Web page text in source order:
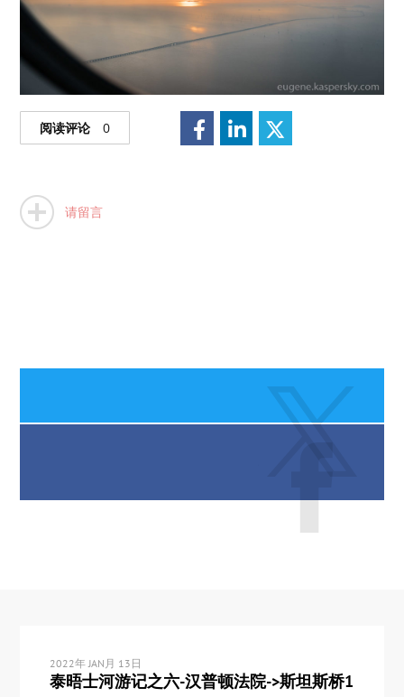
阅读评论 0
请留言
2022年 JAN月 13日
泰晤士河游记之六-汉普顿法院->斯坦斯桥1